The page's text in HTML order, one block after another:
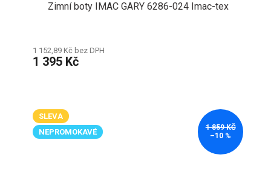
Zimní boty IMAC GARY 6286-024 Imac-tex
1 152,89 Kč bez DPH
1 395 Kč
SLEVA
NEPROMOKAVÉ
1 859 KČ
–10 %